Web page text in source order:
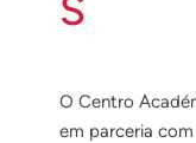
O Centro
em parceria